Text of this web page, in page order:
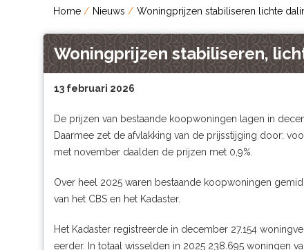
Home Nieuws Woningprijzen stabiliseren lichte
Woningprijzen stabiliseren,
13 februari 2026
De prijzen van bestaande koopwoningen lagen in
Daarmee zet de afvlakking van de prijsstijging door:
met november daalden de prijzen met 0,9%.
Over heel 2025 waren bestaande koopwoningen
van het CBS en het Kadaster.
Het Kadaster registreerde in december 27.154
eerder. In totaal wisselden in 2025 238.695 woningen